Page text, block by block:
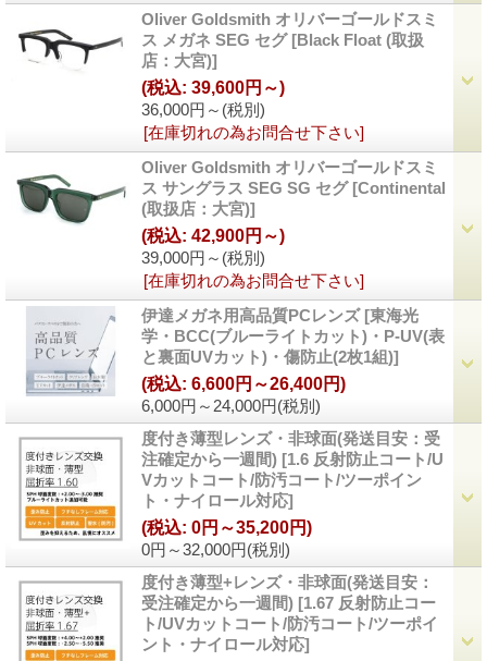
Oliver Goldsmith オリバーゴールドスミ
ス メガネ SEG セグ [Black Float (取扱
店：大宮)]
36,000円～ (税別)
(税込: 39,600円～)
[在庫切れの為お問合せ下さい]
Oliver Goldsmith オリバーゴールドスミ
ス サングラス SEG SG セグ [Continental
(取扱店：大宮)]
39,000円～ (税別)
(税込: 42,900円～)
[在庫切れの為お問合せ下さい]
伊達メガネ用高品質PCレンズ [東海光
学・BCC(ブルーライトカット)・P-UV(表
と裏面UVカット)・傷防止(2枚1組)]
6,000円～24,000円(税別)
(税込: 6,600円～26,400円)
度付き薄型レンズ・非球面(発送目安：受
注確定から一週間) [1.6 反射防止コート/U
Vカットコート/防汚コート/ツーポイン
ト・ナイロール対応]
0円～32,000円(税別)
(税込: 0円～35,200円)
度付き薄型+レンズ・非球面(発送目安：
受注確定から一週間) [1.67 反射防止コー
ト/UVカットコート/防汚コート/ツーポイ
ント・ナイロール対応]